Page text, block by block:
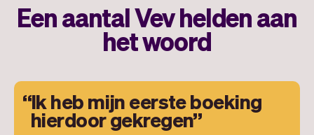
Een aantal Vev helden aan
het woord
Ik heb mijn eerste boeking
hierdoor gekregen